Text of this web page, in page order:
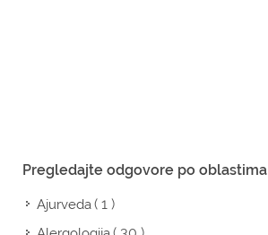
Pregledajte odgovore po oblastima
Ajurveda( 1 )